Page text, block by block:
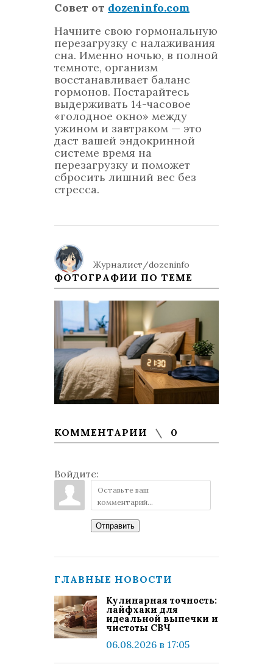
Совет от dozeninfo.com
Начните свою гормональную
перезагрузку с налаживания
сна. Именно ночью, в полной
темноте, организм
восстанавливает баланс
гормонов. Постарайтесь
выдерживать 14-часовое
«голодное окно» между
ужином и завтраком — это
даст вашей эндокринной
системе время на
перезагрузку и поможет
сбросить лишний вес без
стресса.
Журналист/dozeninfo
ФОТОГРАФИИ ПО ТЕМЕ
КОММЕНТАРИИ 0
Войдите:
Отправить
ГЛАВНЫЕ НОВОСТИ
Кулинарная точность:
лайфхаки для
идеальной выпечки и
чистоты СВЧ
06.08.2026 в 17:05